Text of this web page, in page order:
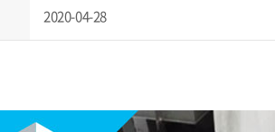
2020-04-28